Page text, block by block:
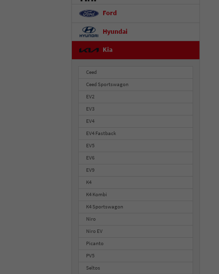
Ford
Hyundai
Kia
Ceed
Ceed Sportswagon
EV2
EV3
EV4
EV4 Fastback
EV5
EV6
EV9
K4
K4 Kombi
K4 Sportswagon
Niro
Niro EV
Picanto
PV5
Seltos